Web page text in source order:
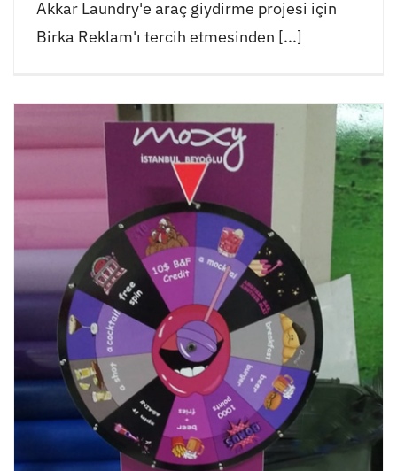
Akkar Laundry'e araç giydirme projesi için
Birka Reklam'ı tercih etmesinden [...]